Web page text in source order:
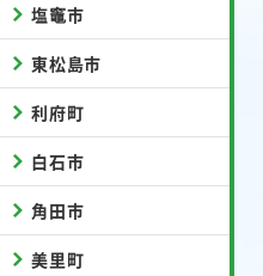
塩竈市
東松島市
利府町
白石市
角田市
美里町